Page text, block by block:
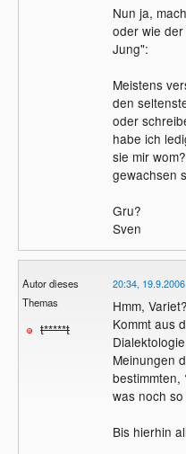
Nun ja,
oder wie
Jung":
Meistens
den
oder
habe ich
sie mir
gewachsen
Gru?
Sven
Autor dieses
Themas
t*****t
20:34, 19.9.2006
Hmm,
Kommt aus
Meinungen
bestimmten,
was noch so
Bis hierhin